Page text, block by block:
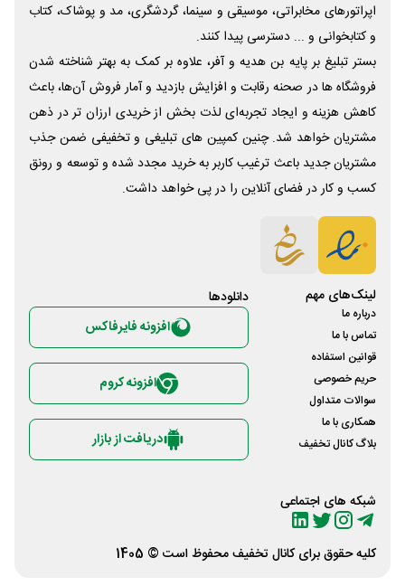
اپراتورهای مخابراتی، موسیقی و سینما، گردشگری، مد و پوشاک، کتاب
و کتابخوانی و ... دسترسی پیدا کنند.
بستر تبلیغ بر پایه بن هدیه و آفر، علاوه بر کمک به بهتر شناخته شدن
فروشگاه ها در صحنه رقابت و افزایش بازدید و آمار فروش آن‌ها، باعث
کاهش هزینه و ایجاد تجربه‌ای لذت بخش از خریدی ارزان تر در ذهن
مشتریان خواهد شد. چنین کمپین های تبلیغی و تخفیفی ضمن جذب
مشتریان جدید باعث ترغیب کاربر به خرید مجدد شده و توسعه و رونق
کسب و کار در فضای آنلاین را در پی خواهد داشت.
لینک‌های مهم
درباره ما
تماس با ما
قوانین استفاده
حریم خصوصی
سوالات متداول
همکاری با ما
بلاگ کانال تخفیف
شبکه های اجتماعی
دانلود‌ها
افزونه فایرفاکس
افزونه کروم
دریافت از بازار
کلیه حقوق برای کانال تخفیفمحفوظ است © 1405